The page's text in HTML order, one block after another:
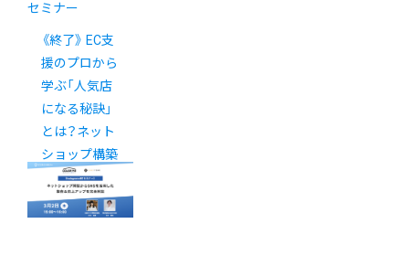
セミナー
《終了》 EC支
援のプロから
学ぶ「人気店
になる秘訣」
とは？ネット
ショップ構築
支援3社合同
webセミナー